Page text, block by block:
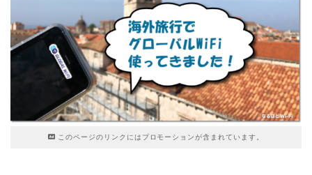
このページのリンクにはプロモーションが含まれています。